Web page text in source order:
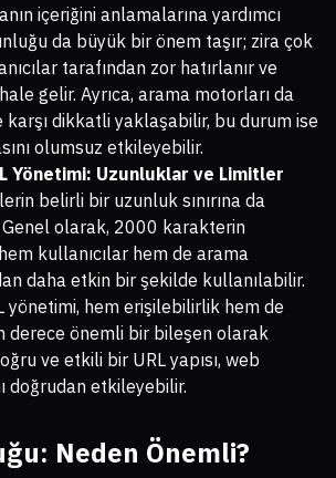
içeriğini anlamalarına yardımcı
da büyük bir önem taşır; zira çok
tarafından zor hatırlanır ve
gelir. Ayrıca, arama motorları da
karşı dikkatli yaklaşabilir, bu durum ise
olumsuz etkileyebilir.
Yönetimi: Uzunluklar ve Limitler
belirli bir uzunluk sınırına da
olarak, 2000 karakterin
kullanıcılar hem de arama
daha etkin bir şekilde kullanılabilir.
yönetimi, hem erişilebilirlik hem de
derece önemli bir bileşen olarak
ve etkili bir URL yapısı, web
doğrudan etkileyebilir.
Neden Önemli?